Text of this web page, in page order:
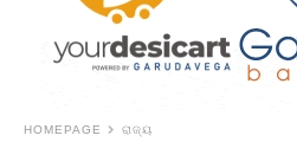
HOMEPAGE ରାଜ୍ୟ